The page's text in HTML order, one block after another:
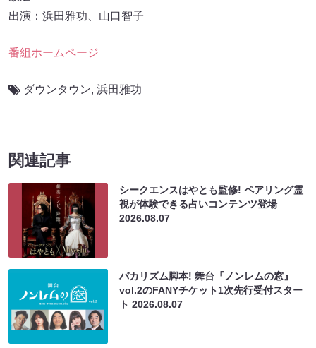
出演：浜田雅功、山口智子
番組ホームページ
ダウンタウン, 浜田雅功
関連記事
シークエンスはやとも監修! ペアリング霊
視が体験できる占いコンテンツ登場
2026.08.07
バカリズム脚本! 舞台『ノンレムの窓』
vol.2のFANYチケット1次先行受付スター
ト2026.08.07